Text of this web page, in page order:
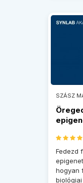
SZÁSZ
Fedezd
hogyan